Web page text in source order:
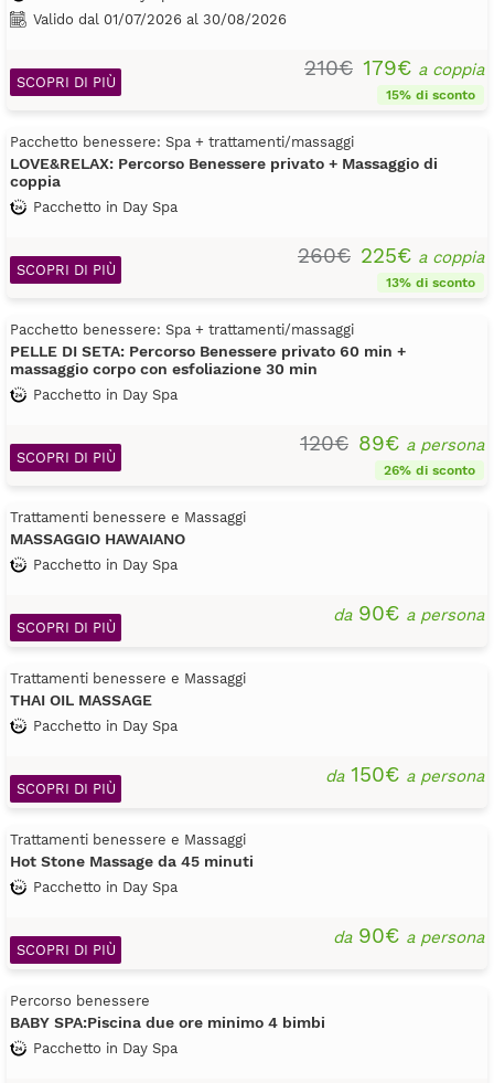
Valido dal 01/07/2026 al 30/08/2026
210€ 179€ a coppia
15% di sconto
SCOPRI DI PIÙ
Pacchetto benessere: Spa + trattamenti/massaggi
LOVE&RELAX: Percorso Benessere privato + Massaggio di
coppia
Pacchetto in Day Spa
260€ 225€ a coppia
13% di sconto
SCOPRI DI PIÙ
Pacchetto benessere: Spa + trattamenti/massaggi
PELLE DI SETA: Percorso Benessere privato 60 min +
massaggio corpo con esfoliazione 30 min
Pacchetto in Day Spa
120€ 89€ a persona
26% di sconto
SCOPRI DI PIÙ
Trattamenti benessere e Massaggi
MASSAGGIO HAWAIANO
Pacchetto in Day Spa
da90€ a persona
SCOPRI DI PIÙ
Trattamenti benessere e Massaggi
THAI OIL MASSAGE
Pacchetto in Day Spa
da150€ a persona
SCOPRI DI PIÙ
Trattamenti benessere e Massaggi
Hot Stone Massage da 45 minuti
Pacchetto in Day Spa
da90€ a persona
SCOPRI DI PIÙ
Percorso benessere
BABY SPA:Piscina due ore minimo 4 bimbi
Pacchetto in Day Spa